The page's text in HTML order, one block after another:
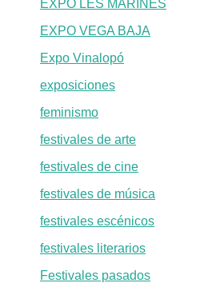
EXPO LES MARINES
EXPO VEGA BAJA
Expo Vinalopó
exposiciones
feminismo
festivales de arte
festivales de cine
festivales de música
festivales escénicos
festivales literarios
Festivales pasados